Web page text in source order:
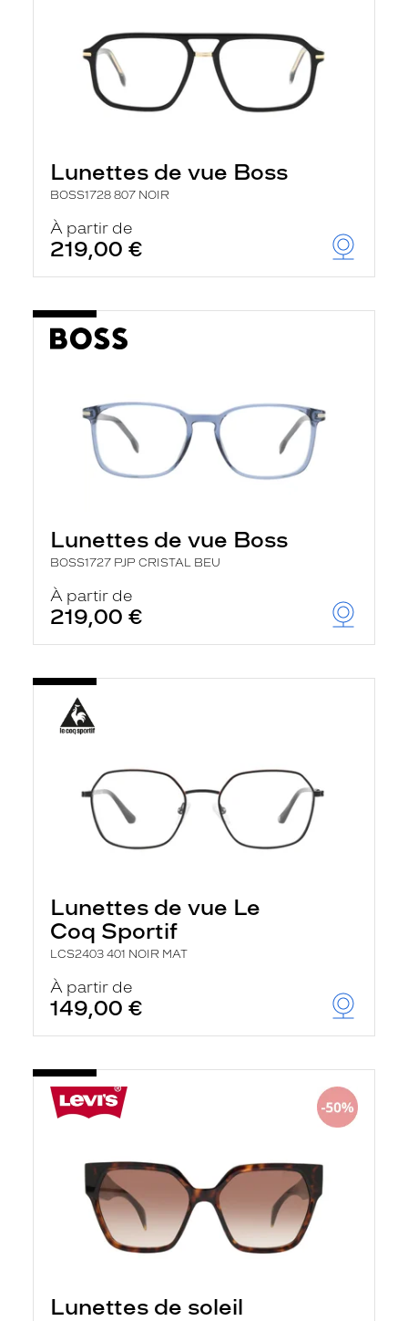
Lunettes de vue Boss
BOSS1728 807 NOIR
À partir de
219,00 €
Lunettes de vue Boss
BOSS1727 PJP CRISTAL BEU
À partir de
219,00 €
Lunettes de vue Le
Coq Sportif
LCS2403 401 NOIR MAT
À partir de
149,00 €
Lunettes de soleil